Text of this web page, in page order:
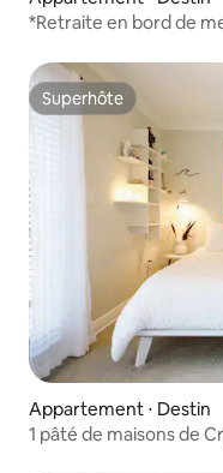
*Retraite en bord de
Superhôte
Superhôte
Appartement ⋅ Destin
1 pâté de maisons de